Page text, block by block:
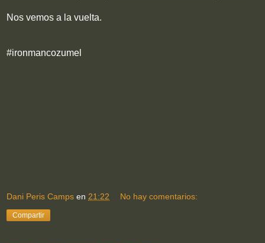
Nos vemos a la vuelta.
#ironmancozumel
Dani Peris Camps en 21:22 No hay comentarios:
Compartir